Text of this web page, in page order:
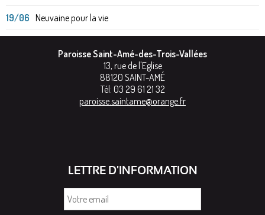
19/06 Neuvaine pour la vie
Paroisse Saint-Amé-des-Trois-Vallées
13, rue de l'Eglise
88120 SAINT-AMÉ
Tél: 03 29 61 21 32
paroisse.saintame@orange.fr
LETTRE D'INFORMATION